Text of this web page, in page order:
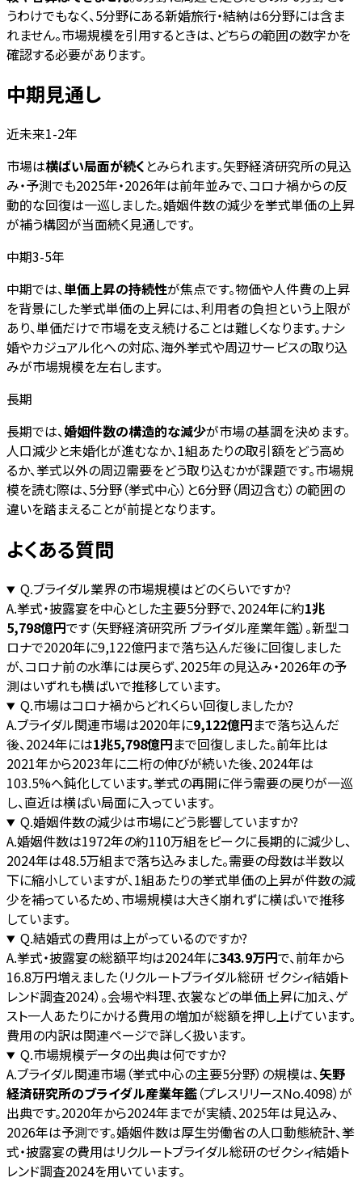
うわけでもなく、5分野にある新婚旅行・結納は6分野には含ま
れません。市場規模を引用するときは、どちらの範囲の数字かを
確認する必要があります。
中期見通し
近未来1-2年
市場は横ばい局面が続く とみられます。矢野経済研究所の見込
み・予測でも2025年・2026年は前年並みで、コロナ禍からの反
動的な回復は一巡しました。婚姻件数の減少を挙式単価の上昇
が補う構図が当面続く見通しです。
中期3-5年
中期では、単価上昇の持続性が焦点です。物価や人件費の上昇
を背景にした挙式単価の上昇には、利用者の負担という上限が
あり、単価だけで市場を支え続けることは難しくなります。ナシ
婚やカジュアル化への対応、海外挙式や周辺サービスの取り込
みが市場規模を左右します。
長期
長期では、婚姻件数の構造的な減少が市場の基調を決めます。
人口減少と未婚化が進むなか、1組あたりの取引額をどう高め
るか、挙式以外の周辺需要をどう取り込むかが課題です。市場規
模を読む際は、5分野（挙式中心）と6分野（周辺含む）の範囲の
違いを踏まえることが前提となります。
よくある質問
Q.ブライダル業界の市場規模はどのくらいですか?
A.挙式・披露宴を中心とした主要5分野で、2024年に約1兆
5,798億円です（矢野経済研究所 ブライダル産業年鑑）。新型コ
ロナで2020年に9,122億円まで落ち込んだ後に回復しました
が、コロナ前の水準には戻らず、2025年の見込み・2026年の予
測はいずれも横ばいで推移しています。
Q.市場はコロナ禍からどれくらい回復しましたか?
A.ブライダル関連市場は2020年に9,122億円まで落ち込んだ
後、2024年には1兆5,798億円まで回復しました。前年比は
2021年から2023年に二桁の伸びが続いた後、2024年は
103.5%へ鈍化しています。挙式の再開に伴う需要の戻りが一巡
し、直近は横ばい局面に入っています。
Q.婚姻件数の減少は市場にどう影響していますか?
A.婚姻件数は1972年の約110万組をピークに長期的に減少し、
2024年は48.5万組まで落ち込みました。需要の母数は半数以
下に縮小していますが、1組あたりの挙式単価の上昇が件数の減
少を補っているため、市場規模は大きく崩れずに横ばいで推移
しています。
Q.結婚式の費用は上がっているのですか?
A.挙式・披露宴の総額平均は2024年に343.9万円で、前年から
16.8万円増えました（リクルートブライダル総研 ゼクシィ結婚ト
レンド調査2024）。会場や料理、衣裳などの単価上昇に加え、ゲ
スト一人あたりにかける費用の増加が総額を押し上げています。
費用の内訳は関連ページで詳しく扱います。
Q.市場規模データの出典は何ですか?
A.ブライダル関連市場（挙式中心の主要5分野）の規模は、矢野
経済研究所のブライダル産業年鑑（プレスリリースNo.4098）が
出典です。2020年から2024年までが実績、2025年は見込み、
2026年は予測です。婚姻件数は厚生労働省の人口動態統計、挙
式・披露宴の費用はリクルートブライダル総研のゼクシィ結婚ト
レンド調査2024を用いています。